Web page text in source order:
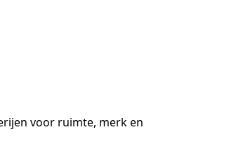
voor ruimte, merk en